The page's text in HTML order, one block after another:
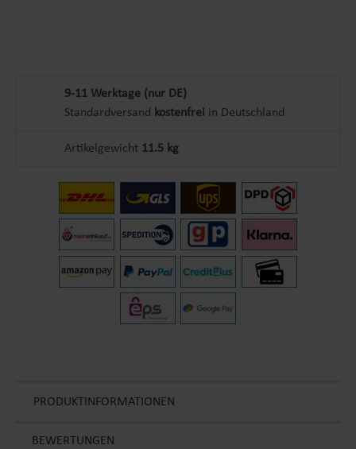
9-11 Werktage (nur DE)
Standardversand kostenfrei in Deutschland
Artikelgewicht 11.5 kg
PRODUKTINFORMATIONEN
BEWERTUNGEN